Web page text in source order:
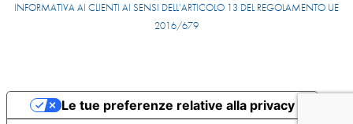
INFORMATIVA AI CLIENTI AI SENSI DELL’ARTICOLO 13 DEL REGOLAMENTO UE
2016/679
Le tue preferenze relative alla privacy